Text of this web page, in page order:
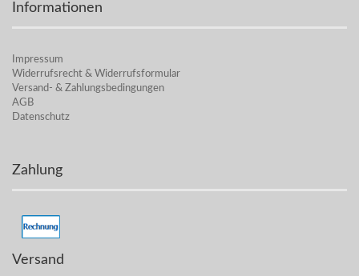
Informationen
Impressum
Widerrufsrecht & Widerrufsformular
Versand- & Zahlungsbedingungen
AGB
Datenschutz
Zahlung
Versand